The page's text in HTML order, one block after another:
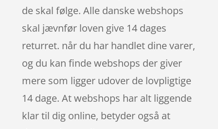
de skal følge. Alle danske webshops
skal jævnfør loven give 14 dages
returret. når du har handlet dine varer,
og du kan finde webshops der giver
mere som ligger udover de lovpligtige
14 dage. At webshops har alt liggende
klar til dig online, betyder også at